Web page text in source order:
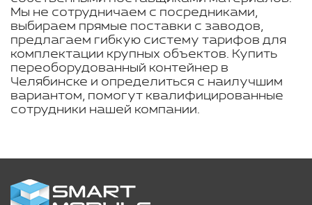
Мы не сотрудничаем с посредниками,
выбираем прямые поставки с заводов,
предлагаем гибкую систему тарифов для
комплектации крупных объектов. Купить
переоборудованный контейнер в
Челябинске и определиться с наилучшим
вариантом, помогут квалифицированные
сотрудники нашей компании.